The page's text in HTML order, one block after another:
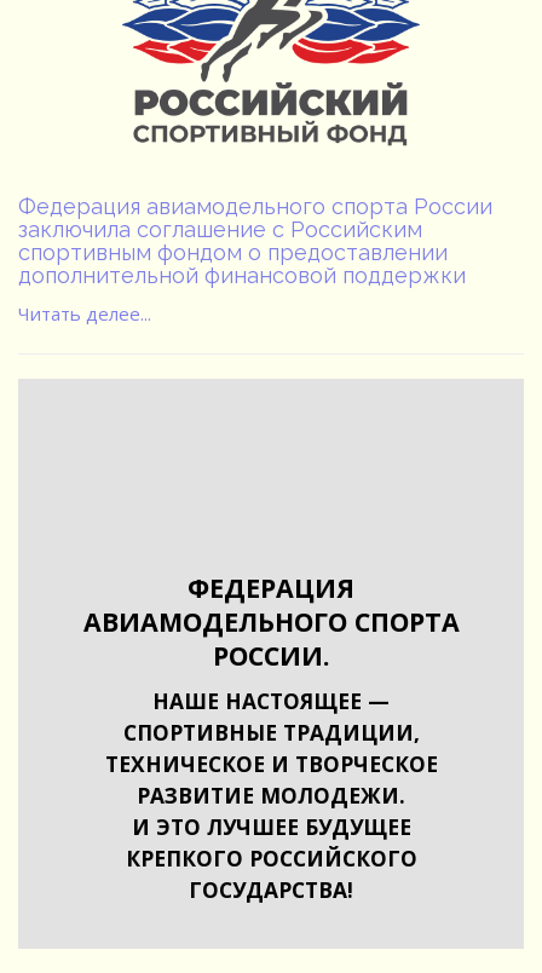
Федерация авиамодельного спорта России
заключила соглашение с Российским
спортивным фондом о предоставлении
дополнительной финансовой поддержки
Читать делее...
ФЕДЕРАЦИЯ
АВИАМОДЕЛЬНОГО СПОРТА
РОССИИ.
НАШЕ НАСТОЯЩЕЕ —
СПОРТИВНЫЕ ТРАДИЦИИ,
ТЕХНИЧЕСКОЕ И ТВОРЧЕСКОЕ
РАЗВИТИЕ МОЛОДЕЖИ.
И ЭТО ЛУЧШЕЕ БУДУЩЕЕ
КРЕПКОГО РОССИЙСКОГО
ГОСУДАРСТВА!